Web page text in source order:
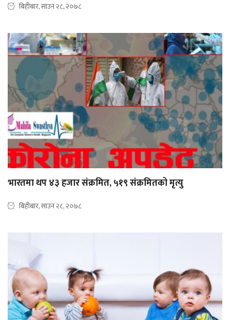
बिहीबार, साउन २८, २०७८
भारतमा थप ४३ हजार संक्रमित, ५१९ संक्रमितको मृत्यु
बिहीबार, साउन २८, २०७८